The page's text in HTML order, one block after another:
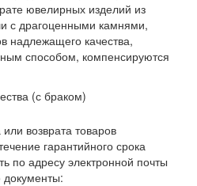
ювелирных изделий из
с драгоценными камнями,
надлежащего качества,
способом, компенсируются
(с браком)
возврата товаров
гарантийного срока
по адресу электронной почты